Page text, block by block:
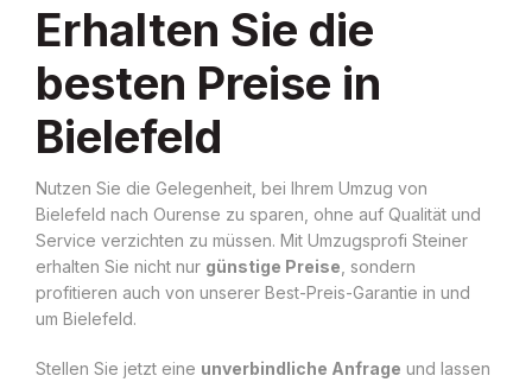
Erhalten Sie die
besten Preise in
Bielefeld
Nutzen Sie die Gelegenheit, bei Ihrem Umzug von
Bielefeld nach Ourense zu sparen, ohne auf Qualität und
Service verzichten zu müssen. Mit Umzugsprofi Steiner
erhalten Sie nicht nur günstige Preise , sondern
profitieren auch von unserer Best-Preis-Garantie in und
um Bielefeld.
Stellen Sie jetzt eine unverbindliche Anfrage und lassen